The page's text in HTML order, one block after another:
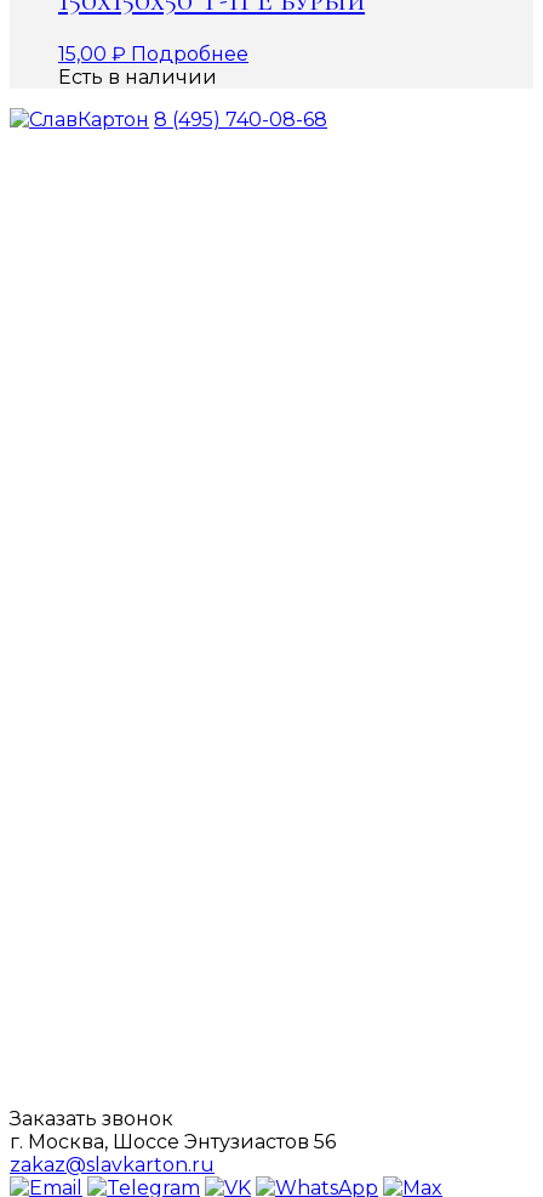
15,00 ₽ Подробнее
Есть в наличии
8 (495) 740-08-68
Заказать звонок
г. Москва, Шоссе Энтузиастов 56
zakaz@slavkarton.ru